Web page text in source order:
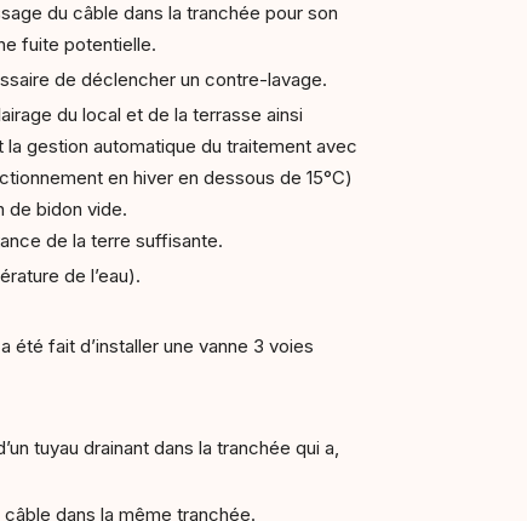
du câble dans la tranchée pour son
fuite potentielle.
de déclencher un contre-lavage.
du local et de la terrasse ainsi
gestion automatique du traitement avec
en hiver en dessous de 15°C)
de bidon vide.
de la terre suffisante.
de l’eau).
été fait d’installer une vanne 3 voies
tuyau drainant dans la tranchée qui a,
dans la même tranchée.